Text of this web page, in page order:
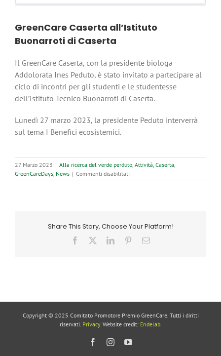
GreenCare Caserta all’Istituto
Buonarroti di Caserta
Il GreenCare Caserta, con la presidente biologa
Addolorata Ines Peduto, è stato invitato a partecipare al
ciclo di incontri per gli studenti e le studentesse
dell’Istituto Tecnico Buonarroti di Caserta.
Lunedì 27 marzo 2023, la presidente Peduto interverrà
sul tema I Benefici ecosistemici.
27 Marzo 2023 | Alla ricerca del verde perduto, Attività, Caserta,
GreenCareDays, News | Commenti disabilitati
GreenCare
Caserta
Share This Story, Choose Your Platform!
Facebook LinkedInPinterestEmail
Copyright © 2025 Comitato Promotore Premio GreenCare. Tutti i diritti
riservati. Privacy. Website credit: Endelab.
FacebookInstagramYouTube